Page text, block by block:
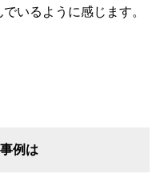
いるように感じます。
例は